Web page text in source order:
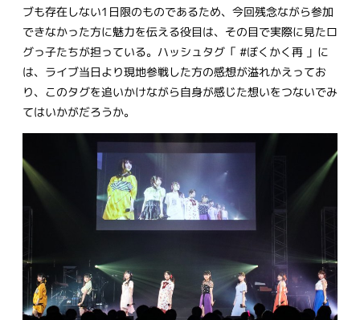
ブも存在しない1日限のものであるため、今回残念ながら参加
できなかった方に魅力を伝える役目は、その目で実際に見たロ
グっ子たちが担っている。ハッシュタグ「 #ぼくかく再 」に
は、ライブ当日より現地参戦した方の感想が溢れかえってお
り、このタグを追いかけながら自身が感じた想いをつないでみ
てはいかがだろうか。